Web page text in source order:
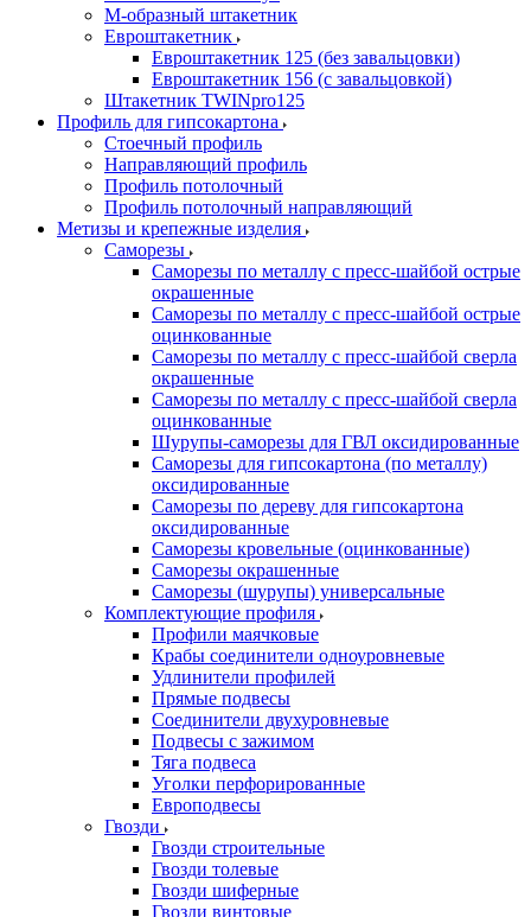
М-образный штакетник
Евроштакетник
Евроштакетник 125 (без завальцовки)
Евроштакетник 156 (с завальцовкой)
Штакетник TWINpro125
Профиль для гипсокартона
Стоечный профиль
Направляющий профиль
Профиль потолочный
Профиль потолочный направляющий
Метизы и крепежные изделия
Саморезы
Саморезы по металлу с пресс-шайбой острые
окрашенные
Саморезы по металлу с пресс-шайбой острые
оцинкованные
Саморезы по металлу с пресс-шайбой сверла
окрашенные
Саморезы по металлу с пресс-шайбой сверла
оцинкованные
Шурупы-саморезы для ГВЛ оксидированные
Саморезы для гипсокартона (по металлу)
оксидированные
Саморезы по дереву для гипсокартона
оксидированные
Саморезы кровельные (оцинкованные)
Саморезы окрашенные
Саморезы (шурупы) универсальные
Комплектующие профиля
Профили маячковые
Крабы соединители одноуровневые
Удлинители профилей
Прямые подвесы
Соединители двухуровневые
Подвесы с зажимом
Тяга подвеса
Уголки перфорированные
Европодвесы
Гвозди
Гвозди строительные
Гвозди толевые
Гвозди шиферные
Гвозди винтовые